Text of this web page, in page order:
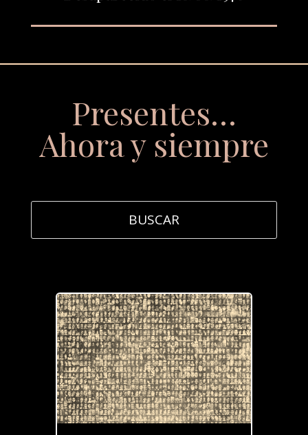
Presentes…
Ahora y siempre